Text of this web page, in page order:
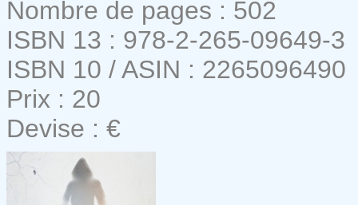
Nombre de pages : 502
ISBN 13 : 978-2-265-09649-3
ISBN 10 / ASIN : 2265096490
Prix : 20
Devise : €